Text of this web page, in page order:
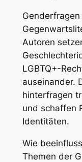
Autoren
LGBTQ+-
auseinander.
hinterfragen
und schaffen
Identitäten.
Wie
Themen der